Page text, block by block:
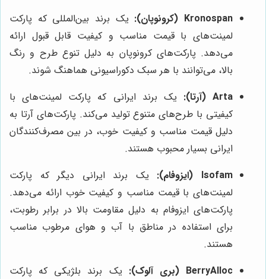
Kronospan (کرونوپان):
یک برند بین‌المللی که پارکت
لمینت‌های با قیمت مناسب و کیفیت قابل قبول ارائه
می‌دهد. پارکت‌های کرونوپان به دلیل تنوع طرح و رنگ
بالا، می‌توانند با هر سبک دکوراسیونی هماهنگ شوند.
Arta (آرتا):
یک برند ایرانی که پارکت لمینت‌های با
کیفیتی با طرح‌های متنوع تولید می‌کند. پارکت‌های آرتا به
دلیل قیمت مناسب و کیفیت خوب، در بین مصرف‌کنندگان
ایرانی بسیار محبوب هستند.
Isofam (ایزوفام):
یک برند ایرانی دیگر که پارکت
لمینت‌های با قیمت مناسب و کیفیت خوب ارائه می‌دهد.
پارکت‌های ایزوفام به دلیل مقاومت بالا در برابر رطوبت،
برای استفاده در مناطق با آب و هوای مرطوب مناسب
هستند.
BerryAlloc (بری آلوک):
یک برند بلژیکی که پارکت